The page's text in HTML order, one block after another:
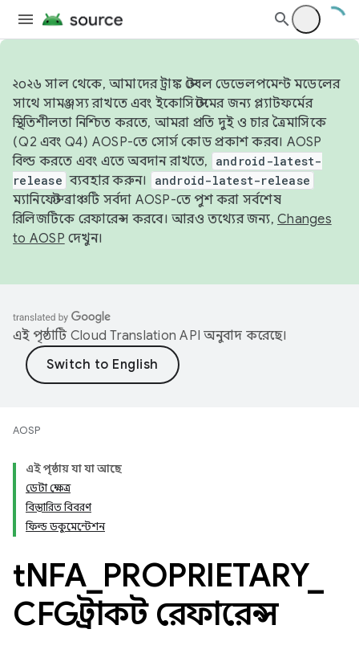
২০২৬ সাল থেকে, আমাদের ট্রাঙ্ক স্টেবল ডেভেলপমেন্ট মডেলের
সাথে সামঞ্জস্য রাখতে এবং ইকোসিস্টেমের জন্য প্ল্যাটফর্মের
স্থিতিশীলতা নিশ্চিত করতে, আমরা প্রতি দুই ও চার ত্রৈমাসিকে
(Q2 এবং Q4) AOSP-তে সোর্স কোড প্রকাশ করব। AOSP
বিল্ড করতে এবং এতে অবদান রাখতে,
android-latest-
release ব্যবহার করুন। android-latest-release
ম্যানিফেস্ট ব্রাঞ্চটি সর্বদা AOSP-তে পুশ করা সর্বশেষ
রিলিজটিকে রেফারেন্স করবে। আরও তথ্যের জন্য, Changes
to AOSP দেখুন।
এই পৃষ্ঠাটি Cloud Translation API অনুবাদ করেছে।
AOSP
এই পৃষ্ঠায় যা যা আছে
ডেটা ক্ষেত্র
বিস্তারিত বিবরণ
ফিল্ড ডকুমেন্টেশন
tNFA PROPRIETARY_
CFG স্ট্রাকট রেফারেন্স